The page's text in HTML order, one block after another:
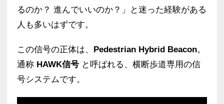
るのか？ 進んでいいのか？」と迷った経験がある
人も多いはずです。
この信号の正体は、 Pedestrian Hybrid Beacon。
通称 HAWK信号と呼ばれる、横断歩道専用の信
号システムです。